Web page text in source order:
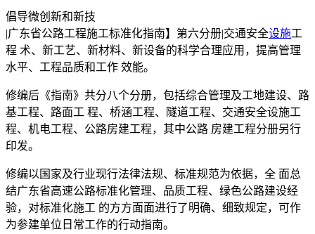
倡导微创新和新技
|广东省公路工程施工标准化指南】第六分册|交通安全设施工
程 术、新工艺、新材料、新设备的科学合理应用，提高管理
水平、工程品质和工作 效能。
修编后《指南》共分八个分册，包括综合管理及工地建设、路
基工程、路面工 程、桥涵工程、隧道工程、交通安全设施工
程、机电工程、公路房建工程，其中公路 房建工程分册另行
印发。
修编以国家及行业现行法律法规、标准规范为依据，全 面总
结广东省高速公路标准化管理、品质工程、绿色公路建设经
验，对标准化施工 的方方面面进行了明确、细致规定，可作
为参建单位日常工作的行动指南。